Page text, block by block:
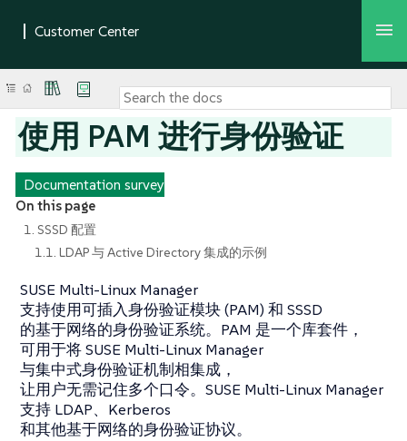
使用 PAM 进行身份验证
Documentation survey
On this page
1. SSSD 配置
1.1. LDAP 与 Active Directory 集成的示例
SUSE Multi-Linux Manager
支持使用可插入身份验证模块 (PAM) 和 SSSD
的基于网络的身份验证系统。PAM 是一个库套件，
可用于将 SUSE Multi-Linux Manager
与集中式身份验证机制相集成，
让用户无需记住多个口令。SUSE Multi-Linux Manager
支持 LDAP、Kerberos
和其他基于网络的身份验证协议。